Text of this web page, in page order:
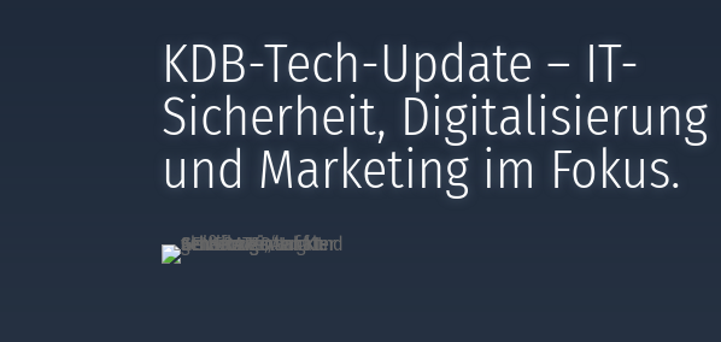
KDB-Tech-Update – IT-
Sicherheit, Digitalisierung
und Marketing im Fokus.